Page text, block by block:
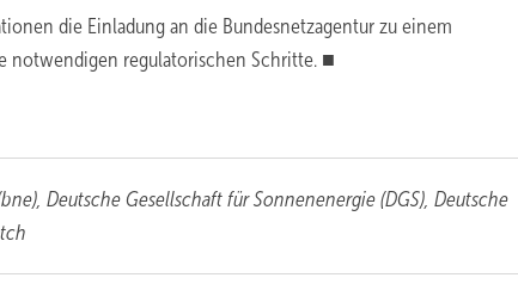
die Einladung an die Bundesnetzagentur zu einem
notwendigen regulatorischen Schritte. ■
Deutsche Gesellschaft für Sonnenenergie (DGS), Deutsche